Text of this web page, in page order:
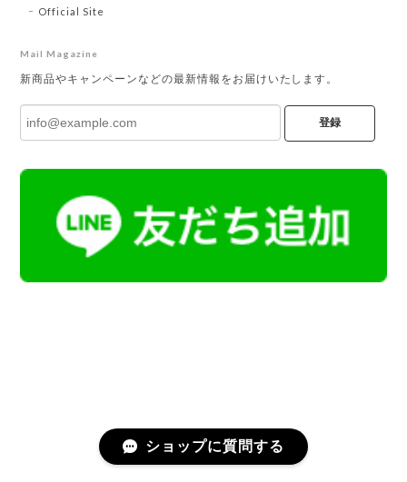
Official Site
Mail Magazine
新商品やキャンペーンなどの最新情報をお届けいたします。
登録
ショップに質問する